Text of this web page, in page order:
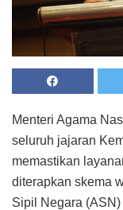
Menteri Agama
seluruh jajaran
memastikan
diterapkan skema
Sipil Negara